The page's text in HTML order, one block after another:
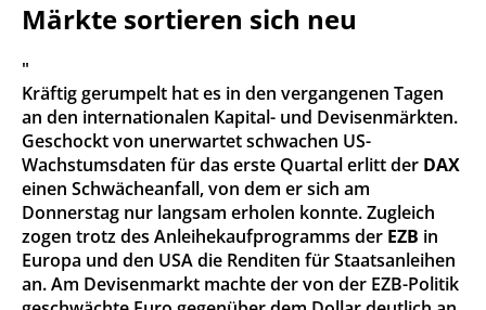
Märkte sortieren sich neu
"
Kräftig gerumpelt hat es in den vergangenen Tagen
an den internationalen Kapital- und Devisenmärkten.
Geschockt von unerwartet schwachen US-
Wachstumsdaten für das erste Quartal erlitt der DAX
einen Schwächeanfall, von dem er sich am
Donnerstag nur langsam erholen konnte. Zugleich
zogen trotz des Anleihekaufprogramms der EZB in
Europa und den USA die Renditen für Staatsanleihen
an. Am Devisenmarkt machte der von der EZB-Politik